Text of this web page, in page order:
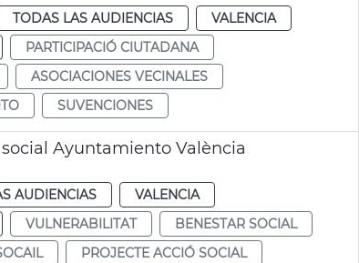
TODAS LAS AUDIENCIAS
VALENCIA
PARTICIPACIÓ CIUTADANA
ASOCIACIONES VECINALES
SUVENCIONES
Ayuntamiento València
AUDIENCIAS
VALENCIA
VULNERABILITAT
BENESTAR SOCIAL
PROJECTE ACCIÓ SOCIAL